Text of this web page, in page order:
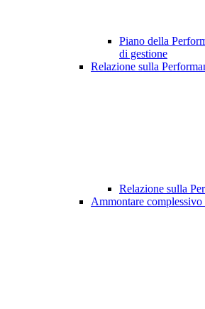
Piano della
di gestione
Relazione sulla
Relazione sulla
Ammontare complessivo